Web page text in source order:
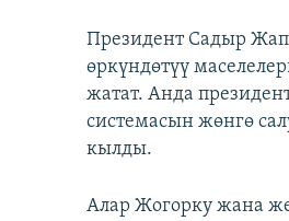
Президент Садыр
өркүндөтүү
жатат. Анда
системасын жөнгө
кылды.
Алар Жогорку жана